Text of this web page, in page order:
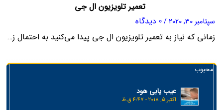
تعمیر تلویزیون ال جی
سپتامبر 30, 2020 /0 دیدگاه
زمانی که نیاز به تعمیر تلویزیون ال جی پیدا می‌کنید به احتمال ز…
محبوب
عیب یابی هود
اکتبر 5, 2018 - 4:47 ق.ظ